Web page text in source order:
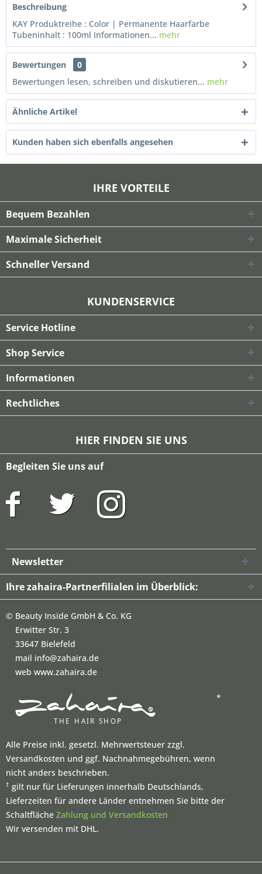
Beschreibung
KAY Produktreihe : Color | Permanente Haarfarbe
Tubeninhalt : 100ml Informationen... mehr
Bewertungen
0
Bewertungen lesen, schreiben und diskutieren... mehr
Ähnliche Artikel
Kunden haben sich ebenfalls angesehen
IHRE VORTEILE
Bequem Bezahlen
Maximale Sicherheit
Schneller Versand
KUNDENSERVICE
Service Hotline
Shop Service
Informationen
Rechtliches
HIER FINDEN SIE UNS
Begleiten Sie uns auf
Newsletter
Ihre zahaira-Partnerfilialen im Überblick:
© Beauty Inside GmbH & Co. KG
Erwitter Str. 3
33647 Bielefeld
mail info@zahaira.de
web www.zahaira.de
*
Alle Preise inkl. gesetzl. Mehrwertsteuer zzgl.
Versandkosten und ggf. Nachnahmegebühren, wenn
nicht anders beschrieben.
† gilt nur für Lieferungen innerhalb Deutschlands,
Lieferzeiten für andere Länder entnehmen Sie bitte der
Schaltfläche Zahlung und Versandkosten
Wir versenden mit DHL.